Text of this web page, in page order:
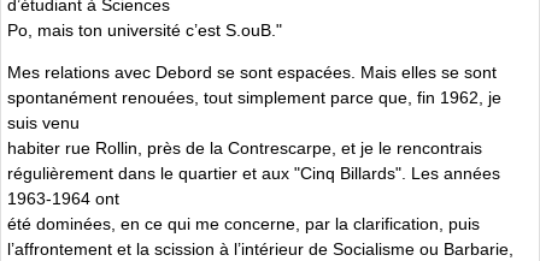
d’étudiant à Sciences
Po, mais ton université c’est S.ouB."
Mes relations avec Debord se sont espacées. Mais elles se sont
spontanément renouées, tout simplement parce que, fin 1962, je
suis venu
habiter rue Rollin, près de la Contrescarpe, et je le rencontrais
régulièrement dans le quartier et aux "Cinq Billards". Les années
1963-1964 ont
été dominées, en ce qui me concerne, par la clarification, puis
l’affrontement et la scission à l’intérieur de Socialisme ou Barbarie,